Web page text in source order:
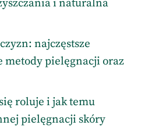
i naturalna
najczęstsze
metody pielęgnacji oraz
roluje i jak temu
pielęgnacji skóry